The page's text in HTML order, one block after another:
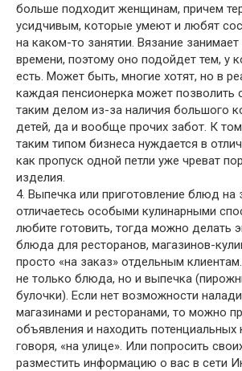
больше подходит женщинам, причем
усидчивым, которые умеют и любят
на каком-то занятии. Вязание
времени, поэтому оно подойдет тем, у
есть. Может быть, многие хотят, но в
каждая пенсионерка может позволить
таким делом из-за наличия большого
детей, да и вообще прочих забот. К
таким типом бизнеса нуждается в
как пропуск одной петли уже чреват
изделия.
4. Выпечка или приготовление блюд на
отличаетесь особыми кулинарными
любите готовить, тогда можно делать
блюда для ресторанов, магазинов-
просто «на заказ» отдельным
не только блюда, но и выпечка
булочки). Если нет возможности
магазинами и ресторанами, то можно
объявления и находить потенциальных
говоря, «на улице». Или попросить
разместить информацию о вас в сети